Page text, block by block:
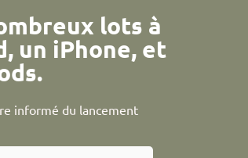
lots à
un iPhone, et
informé du lancement